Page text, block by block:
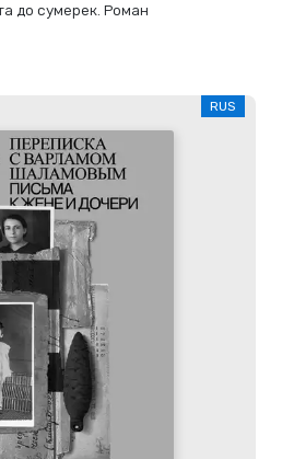
до сумерек. Роман
RUS